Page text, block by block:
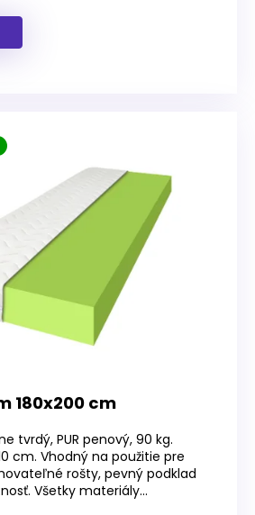
180x200 cm
tvrdý, PUR penový, 90 kg.
cm. Vhodný na použitie pre
rošty, pevný podklad
Všetky materiály...